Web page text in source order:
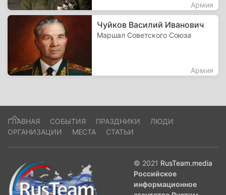
Армия
Чуйков Василий Иванович
Маршал Советского Союза
Армия
ГЛАВНАЯ СОБЫТИЯ ПРАЗДНИКИ
ЛЮДИ
ОРГАНИЗАЦИИ
МЕСТА СТАТЬИ
© 2021 RusTeam.media
Российское
информационное